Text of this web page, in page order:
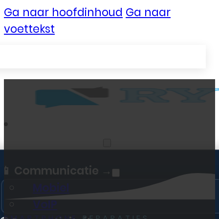
Ga naar hoofdinhoud Ga naar
voettekst
📱 Communicatie →
Mobiel
VoIP